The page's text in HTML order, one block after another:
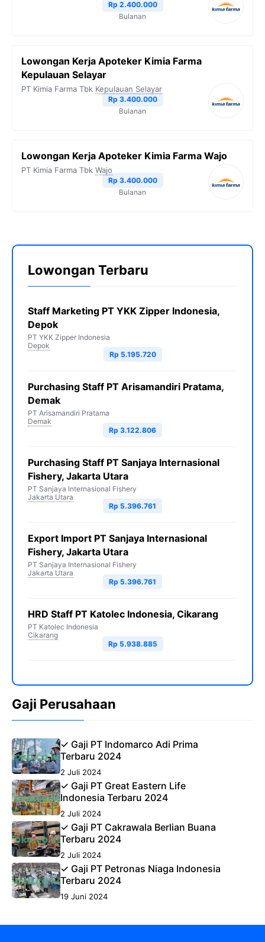
Rp 2.400.000
Bulanan
Lowongan Kerja Apoteker Kimia Farma
Kepulauan Selayar
PT Kimia Farma Tbk Kepulauan Selayar
Rp 3.400.000
Bulanan
Lowongan Kerja Apoteker Kimia Farma Wajo
PT Kimia Farma Tbk Wajo
Rp 3.400.000
Bulanan
Lowongan Terbaru
Staff Marketing PT YKK Zipper Indonesia,
Depok
PT YKK Zipper Indonesia
Depok
Rp 5.195.720
Purchasing Staff PT Arisamandiri Pratama,
Demak
PT Arisamandiri Pratama
Demak
Rp 3.122.806
Purchasing Staff PT Sanjaya Internasional
Fishery, Jakarta Utara
PT Sanjaya Internasional Fishery
Jakarta Utara
Rp 5.396.761
Export Import PT Sanjaya Internasional
Fishery, Jakarta Utara
PT Sanjaya Internasional Fishery
Jakarta Utara
Rp 5.396.761
HRD Staff PT Katolec Indonesia, Cikarang
PT Katolec Indonesia
Cikarang
Rp 5.938.885
Gaji Perusahaan
✓ Gaji PT Indomarco Adi Prima
Terbaru 2024
2 Juli 2024
✓ Gaji PT Great Eastern Life
Indonesia Terbaru 2024
2 Juli 2024
✓ Gaji PT Cakrawala Berlian Buana
Terbaru 2024
2 Juli 2024
✓ Gaji PT Petronas Niaga Indonesia
Terbaru 2024
19 Juni 2024